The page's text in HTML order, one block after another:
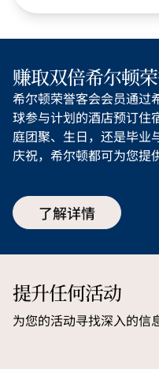
赚取双倍希尔顿
希尔顿荣誉客会会员通过
球参与计划的酒店预订住
庭团聚、生日，还是毕业
庆祝，希尔顿都可为您提
了解详情
提升任何活动
为您的活动寻找深入的信